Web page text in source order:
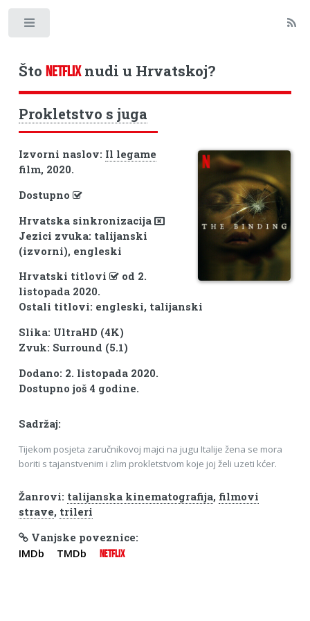
Što NETFLIXnudi u Hrvatskoj?
Prokletstvo s juga
Izvorni naslov: Il legame
film, 2020.
Dostupno
Hrvatska sinkronizacija
Jezici zvuka: talijanski
(izvorni), engleski
Hrvatski titlovi
od 2.
listopada 2020.
Ostali titlovi: engleski, talijanski
Slika: UltraHD (4K)
Zvuk: Surround (5.1)
Dodano: 2. listopada 2020.
Dostupno još 4 godine.
Sadržaj:
Tijekom posjeta zaručnikovoj majci na jugu Italije žena se mora
boriti s tajanstvenim i zlim prokletstvom koje joj želi uzeti kćer.
Žanrovi: talijanska kinematografija, filmovi
strave, trileri
Vanjske poveznice:
IMDb TMDb NETFLIX